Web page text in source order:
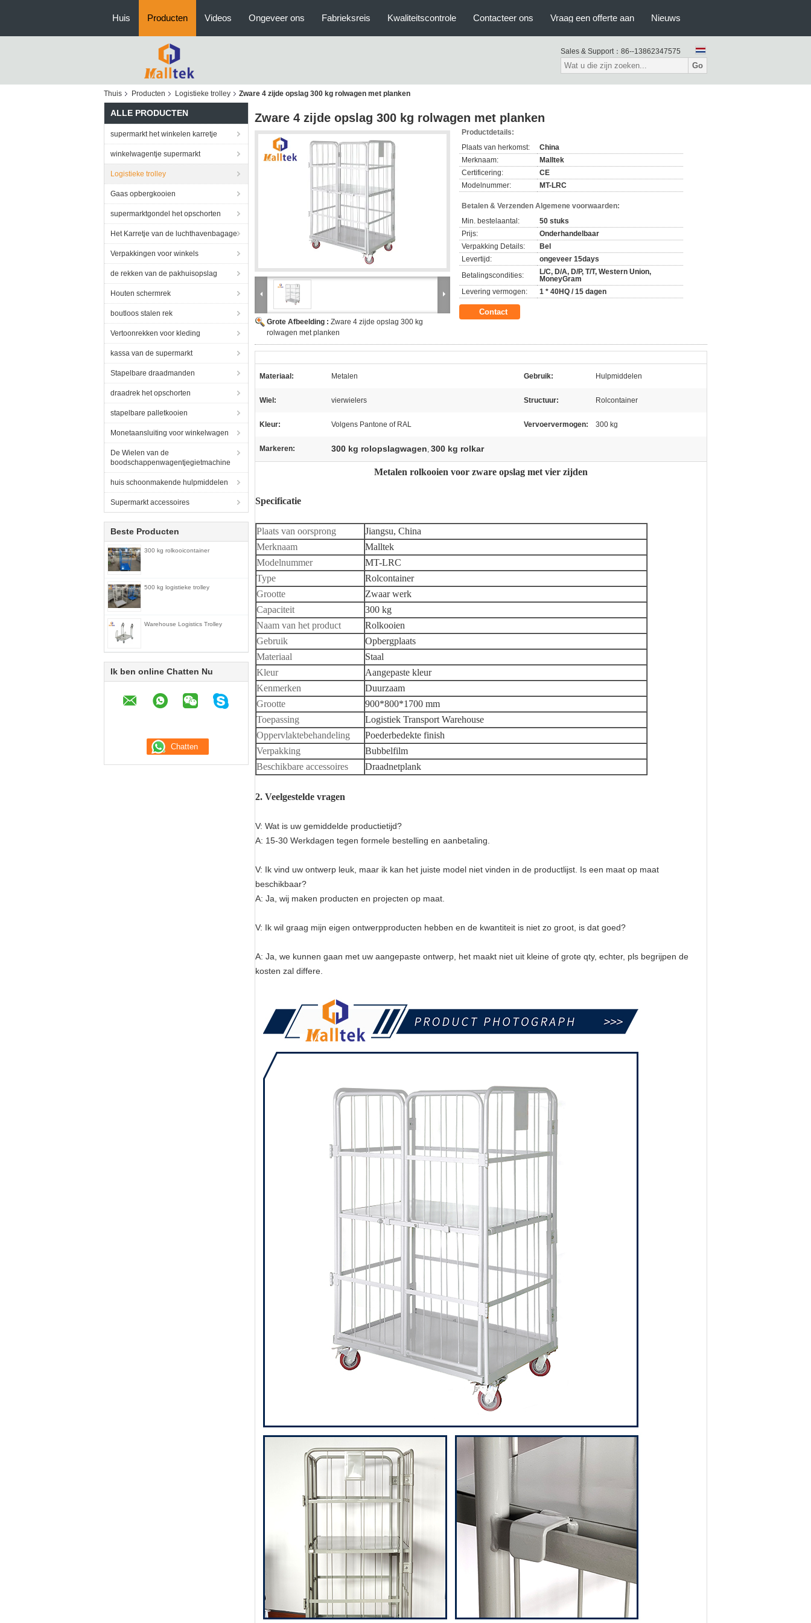
Huis Producten Videos Ongeveer ons Fabrieksreis Kwaliteitscontrole Contacteer ons Vraag een offerte aan Nieuws
Sales & Support： 86--13862347575
Go
Thuis Producten Logistieke trolley Zware 4 zijde opslag 300 kg rolwagen met planken
ALLE PRODUCTEN
supermarkt het winkelen karretje
winkelwagentje supermarkt
Logistieke trolley
Gaas opbergkooien
supermarktgondel het opschorten
Het Karretje van de luchthavenbagage
Verpakkingen voor winkels
de rekken van de pakhuisopslag
Houten schermrek
boutloos stalen rek
Vertoonrekken voor kleding
kassa van de supermarkt
Stapelbare draadmanden
draadrek het opschorten
stapelbare palletkooien
Monetaansluiting voor winkelwagen
De Wielen van de
boodschappenwagentjegietmachine
huis schoonmakende hulpmiddelen
Supermarkt accessoires
Beste Producten
300 kg rolkooicontainer
500 kg logistieke trolley
Warehouse Logistics Trolley
Ik ben online Chatten Nu
Zware 4 zijde opslag 300 kg rolwagen met planken
Grote Afbeelding : Zware 4 zijde opslag 300 kg
rolwagen met planken
Productdetails:
Plaats van herkomst:
China
Merknaam:
Malltek
Certificering:
CE
Modelnummer:
MT-LRC
Betalen & Verzenden Algemene voorwaarden:
Min. bestelaantal:
50 stuks
Prijs:
Onderhandelbaar
Verpakking Details:
Bel
Levertijd:
ongeveer 15days
Betalingscondities:
L/C, D/A, D/P, T/T, Western Union,
MoneyGram
Levering vermogen:
1 * 40HQ / 15 dagen
Contact
Materiaal: Metalen Gebruik: Hulpmiddelen
Wiel: vierwielers Structuur: Rolcontainer
Kleur: Volgens Pantone of RAL Vervoervermogen: 300 kg
Markeren: 300 kg rolopslagwagen, 300 kg rolkar
Metalen rolkooien voor zware opslag met vier zijden
Specificatie
Plaats van oorsprong
Jiangsu, China
Merknaam
Malltek
Modelnummer
MT-LRC
Type
Rolcontainer
Grootte
Zwaar werk
Capaciteit
300 kg
Naam van het product
Rolkooien
Gebruik
Opbergplaats
Materiaal
Staal
Kleur
Aangepaste kleur
Kenmerken
Duurzaam
Grootte
900*800*1700 mm
Toepassing
Logistiek Transport Warehouse
Oppervlaktebehandeling
Poederbedekte finish
Verpakking
Bubbelfilm
Beschikbare accessoires
Draadnetplank
2. Veelgestelde vragen
V: Wat is uw gemiddelde productietijd?
A: 15-30 Werkdagen tegen formele bestelling en aanbetaling.
V: Ik vind uw ontwerp leuk, maar ik kan het juiste model niet vinden in de productlijst. Is een maat op maat
beschikbaar?
A: Ja, wij maken producten en projecten op maat.
V: Ik wil graag mijn eigen ontwerpproducten hebben en de kwantiteit is niet zo groot, is dat goed?
A: Ja, we kunnen gaan met uw aangepaste ontwerp, het maakt niet uit kleine of grote qty, echter, pls begrijpen de
kosten zal differe.